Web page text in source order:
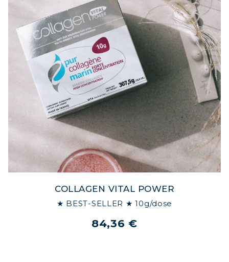
COLLAGEN VITAL POWER
★ BEST-SELLER ★ 10g/dose
84,36 €